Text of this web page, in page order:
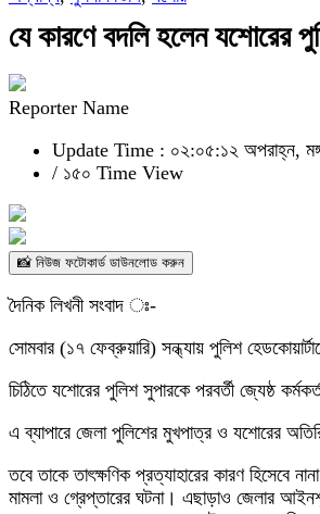
যে কারণে বদলি হলেন যশোরের
Reporter Name
Update Time : ০২:০৫:১২ অপরাহ্ন,
/ ১৫০ Time View
📸 নিউজ ফটোকার্ড ডাউনলোড করুন
দৈনিক লিখনী সংবাদ ঃ-
সোমবার (১৭ ফেব্রুয়ারি) সন্ধ্যায় পুলিশ
চিঠিতে যশোরের পুলিশ সুপারকে পরবর্তী জ্যেষ্ঠ
এ ব্যাপারে জেলা পুলিশের মুখপাত্র ও যশোরের
তবে তাকে তাৎক্ষণিক প্রত্যাহারের কারণ হিসেবে
মামলা ও গ্রেপ্তারের ঘটনা। এছাড়াও জেলার